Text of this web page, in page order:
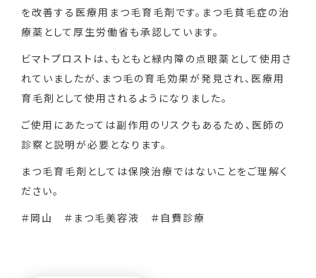
を改善する医療用まつ毛育毛剤です。まつ毛貧毛症の治
療薬として厚生労働省も承認しています。
ビマトプロストは、もともと緑内障の点眼薬として使用さ
れていましたが、まつ毛の育毛効果が発見され、医療用
育毛剤として使用されるようになりました。
ご使用にあたっては副作用のリスクもあるため、医師の
診察と説明が必要となります。
まつ毛育毛剤としては保険治療ではないことをご理解く
ださい。
＃岡山 ＃まつ毛美容液 ＃自費診療